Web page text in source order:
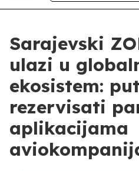
Sarajevski
ulazi u
ekosistem:
rezervisati
aplikacijama